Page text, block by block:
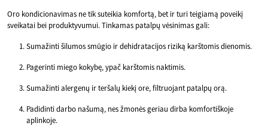
Oro kondicionavimas ne tik suteikia komfortą, bet ir turi teigiamą poveikį
sveikatai bei produktyvumui. Tinkamas patalpų vėsinimas gali:
Sumažinti šilumos smūgio ir dehidratacijos riziką karštomis dienomis.
Pagerinti miego kokybę, ypač karštomis naktimis.
Sumažinti alergenų ir teršalų kiekį ore, filtruojant patalpų orą.
Padidinti darbo našumą, nes žmonės geriau dirba komfortiškoje
aplinkoje.